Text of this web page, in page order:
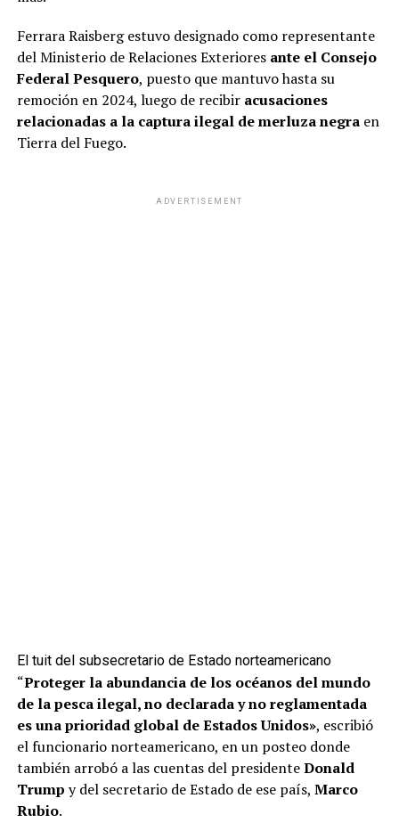
Ferrara Raisberg estuvo designado como representante
del Ministerio de Relaciones Exteriores ante el Consejo
Federal Pesquero, puesto que mantuvo hasta su
remoción en 2024, luego de recibir acusaciones
relacionadas a la captura ilegal de merluza negraen
Tierra del Fuego.
ADVERTISEMENT
El tuit del subsecretario de Estado norteamericano
“Proteger la abundancia de los océanos del mundo
de la pesca ilegal, no declarada y no reglamentada
es una prioridad global de Estados Unidos», escribió
el funcionario norteamericano, en un posteo donde
también arrobó a las cuentas del presidenteDonald
Trump y del secretario de Estado de ese país, Marco
Rubio.